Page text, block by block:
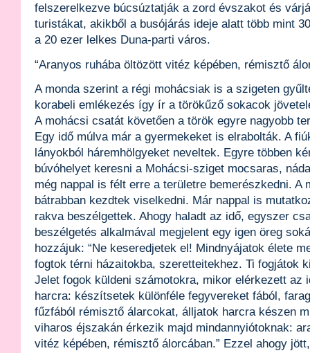
felszerelkezve búcsúztatják a zord évszakot és
turistákat, akikből a busójárás ideje alatt több mint
a 20 ezer lelkes Duna-parti város.
“Aranyos ruhába öltözött vitéz képében, rémisztő
A monda szerint a régi mohácsiak is a szigeten
korabeli emlékezés így ír a törökűző sokacok
A mohácsi csatát követően a török egyre nagyobb
Egy idő múlva már a gyermekeket is elrabolták. A
lányokból háremhölgyeket neveltek. Egyre többen
búvóhelyet keresni a Mohácsi-sziget mocsaras,
még nappal is félt erre a területre bemerészkedni. A
bátrabban kezdtek viselkedni. Már nappal is
rakva beszélgettek. Ahogy haladt az idő, egyszer
beszélgetés alkalmával megjelent egy igen öreg
hozzájuk: “Ne keseredjetek el! Mindnyájatok élete
fogtok térni házaitokba, szeretteitekhez. Ti fogjátok
Jelet fogok küldeni számotokra, mikor elérkezett az
harcra: készítsetek különféle fegyvereket fából,
fűzfából rémisztő álarcokat, álljatok harcra készen
viharos éjszakán érkezik majd mindannyiótoknak:
vitéz képében, rémisztő álorcában.” Ezzel ahogy